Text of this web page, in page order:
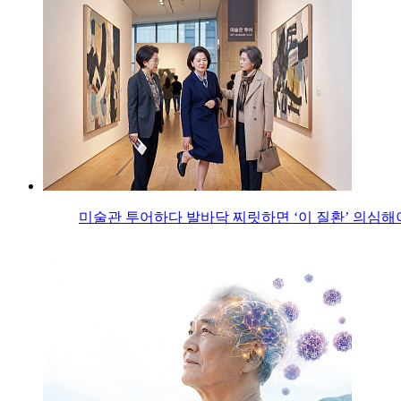
미술관 투어하다 발바닥 찌릿하면 ‘이 질환’ 의심해